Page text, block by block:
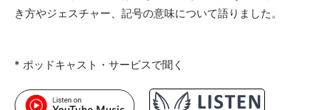
き方やジェスチャー、記号の意味について語りました。
* ポッドキャスト・サービスで聞く